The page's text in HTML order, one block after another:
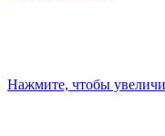
Нажмите, чтобы